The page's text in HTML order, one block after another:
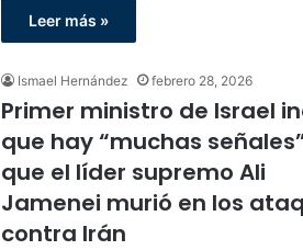
Leer más »
Ismael Hernández febrero 28, 2026
Primer ministro de Israel
que hay “muchas
que el líder supremo Ali
Jamenei murió en los
contra Irán